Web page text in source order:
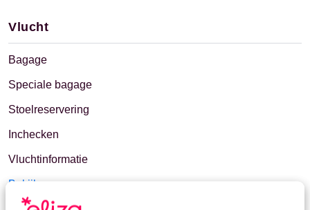
Vlucht
Bagage
Speciale bagage
Stoelreservering
Inchecken
Vluchtinformatie
Bekijk meer